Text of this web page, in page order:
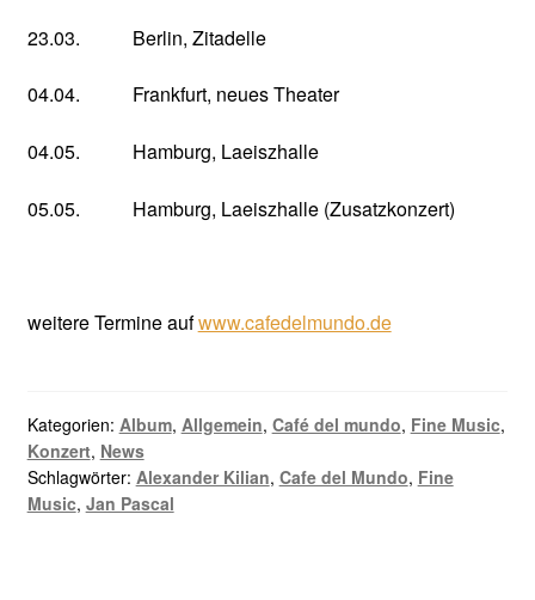
23.03. Berlin, Zitadelle
04.04. Frankfurt, neues Theater
04.05. Hamburg, Laeiszhalle
05.05. Hamburg, Laeiszhalle (Zusatzkonzert)
weitere Termine aufwww.cafedelmundo.de
Kategorien: Album, Allgemein, Café del mundo, Fine Music,
Konzert, News
Schlagwörter: Alexander Kilian, Cafe del Mundo, Fine
Music, Jan Pascal